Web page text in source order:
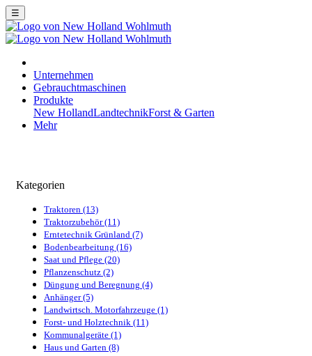
☰
Unternehmen
Gebrauchtmaschinen
Produkte
New HollandLandtechnikForst & Garten
Mehr
Kategorien
Traktoren (13)
Traktorzubehör (11)
Erntetechnik Grünland (7)
Bodenbearbeitung (16)
Saat und Pflege (20)
Pflanzenschutz (2)
Düngung und Beregnung (4)
Anhänger (5)
Landwirtsch. Motorfahrzeuge (1)
Forst- und Holztechnik (11)
Kommunalgeräte (1)
Haus und Garten (8)